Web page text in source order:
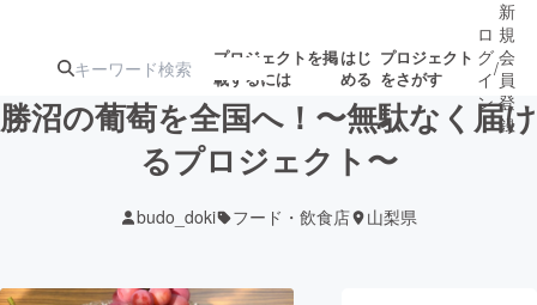
プロジェクトを掲
載するには
はじ
める
プロジェクト
をさがす
ターン
ジェクト
募集終了が近いプ
ロジェクト
ロ
グ
イ
ン
/
新
規
会
員
登
録
勝沼の葡萄を全国へ！〜無駄なく届け
るプロジェクト〜
budo_doki フード・飲食店 山梨県